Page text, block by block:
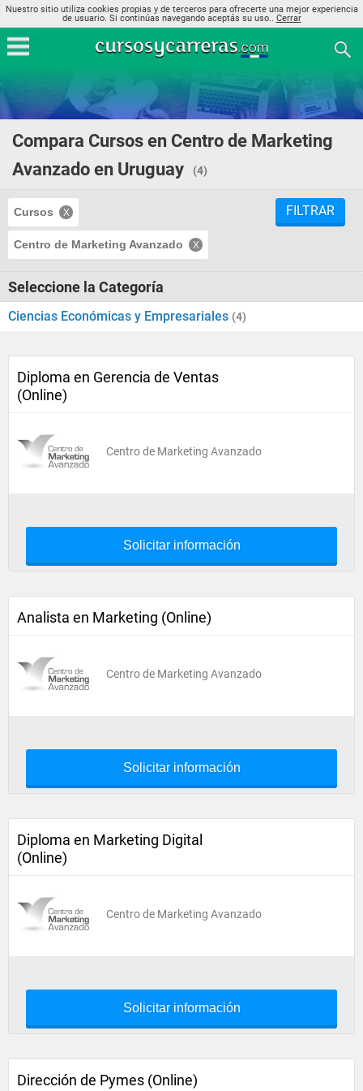
Nuestro sitio utiliza cookies propias y de terceros para ofrecerte una mejor experiencia
de usuario. Si continúas navegando aceptás su uso.. Cerrar
Compara Cursos en Centro de Marketing
Avanzado en Uruguay
(4)
Cursos
Centro de Marketing Avanzado
FILTRAR
Seleccione la Categoría
Ciencias Económicas y Empresariales (4)
Diploma en Gerencia de Ventas
(Online)
Centro de Marketing Avanzado
Solicitar información
Analista en Marketing (Online)
Centro de Marketing Avanzado
Solicitar información
Diploma en Marketing Digital
(Online)
Centro de Marketing Avanzado
Solicitar información
Dirección de Pymes (Online)